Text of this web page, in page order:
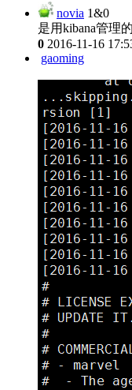
novia 1&0
是用kibana管理
0 2016-11-16
gaoming